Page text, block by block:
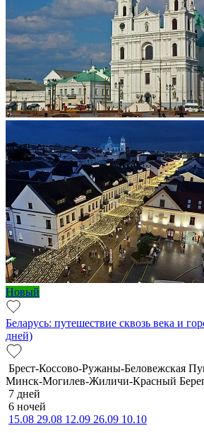
Новый
Беларусь: путешествие сквозь века и
дней)
Брест-Коссово-Ружаны-Беловежская
Минск-Могилев-Жиличи-Красный
7 дней
6 ночей
15.08 29.08 12.09 26.09 10.10